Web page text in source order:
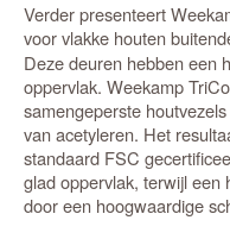
Verder presenteert
voor vlakke houten
Deze deuren hebben een
oppervlak. Weekamp
samengeperste
van acetyleren. Het
standaard FSC
glad oppervlak, terwijl een
door een hoogwaardige